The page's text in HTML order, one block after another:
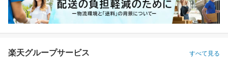
楽天グループサービス すべて見る